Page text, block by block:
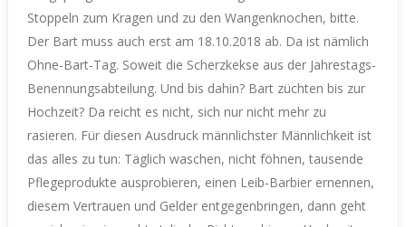
Stoppeln zum Kragen und zu den Wangenknochen, bitte.
Der Bart muss auch erst am 18.10.2018 ab. Da ist nämlich
Ohne-Bart-Tag. Soweit die Scherzkekse aus der Jahrestags-
Benennungsabteilung. Und bis dahin? Bart züchten bis zur
Hochzeit? Da reicht es nicht, sich nur nicht mehr zu
rasieren. Für diesen Ausdruck männlichster Männlichkeit ist
das alles zu tun: Täglich waschen, nicht föhnen, tausende
Pflegeprodukte ausprobieren, einen Leib-Barbier ernennen,
diesem Vertrauen und Gelder entgegenbringen, dann geht